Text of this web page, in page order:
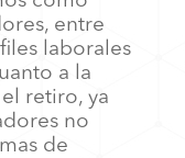
entre
laborales
a la
retiro, ya
no
de